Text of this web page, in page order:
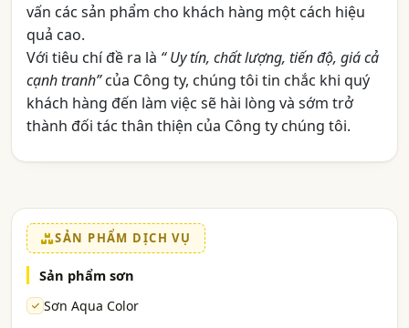
vấn các sản phẩm cho khách hàng một cách hiệu
quả cao.
Với tiêu chí đề ra là “ Uy tín, chất lượng, tiến độ, giá cả
cạnh tranh”của Công ty, chúng tôi tin chắc khi quý
khách hàng đến làm việc sẽ hài lòng và sớm trở
thành đối tác thân thiện của Công ty chúng tôi.
SẢN PHẨM DỊCH VỤ
Sản phẩm sơn
Sơn Aqua Color